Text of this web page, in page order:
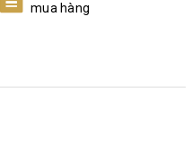
mua hàng